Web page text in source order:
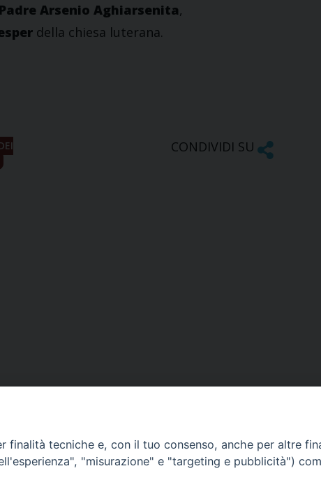
Padre Arsenio Aghiarsenita,
della chiesa luterana.
CONDIVIDI SU
finalità tecniche e, con il tuo consenso, anche per altre
"misurazione" e "targeting e pubblicità")